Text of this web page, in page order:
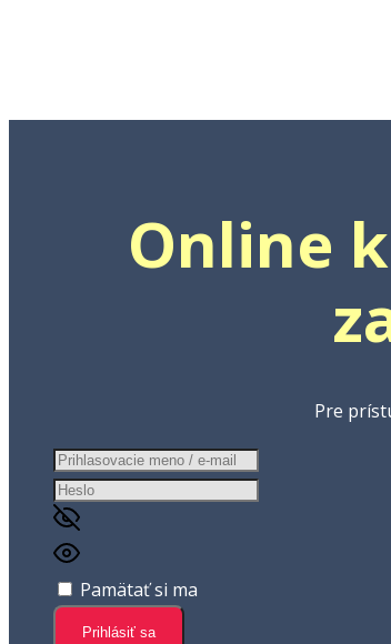
Online
Pre
Pamätať si ma
Prihlásiť sa